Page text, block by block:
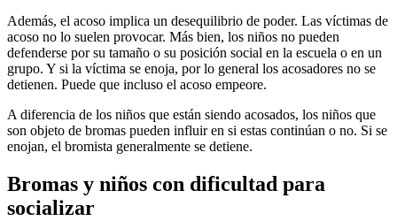
Además, el acoso implica un desequilibrio de poder. Las víctimas de
acoso no lo suelen provocar. Más bien, los niños no pueden
defenderse por su tamaño o su posición social en la escuela o en un
grupo. Y si la víctima se enoja, por lo general los acosadores no se
detienen. Puede que incluso el acoso empeore.
A diferencia de los niños que están siendo acosados, los niños que
son objeto de bromas pueden influir en si estas continúan o no. Si se
enojan, el bromista generalmente se detiene.
Bromas y niños con dificultad para
socializar